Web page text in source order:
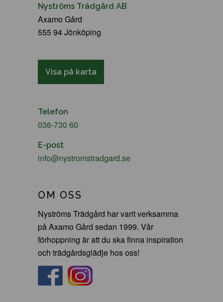
Nyströms Trädgård AB
Axamo Gård
555 94 Jönköping
Visa på karta
Telefon
036-730 60
E-post
info@nystromstradgard.se
OM OSS
Nyströms Trädgård har varit verksamma
på Axamo Gård sedan 1999. Vår
förhoppning är att du ska finna inspiration
och trädgårdsglädje hos oss!